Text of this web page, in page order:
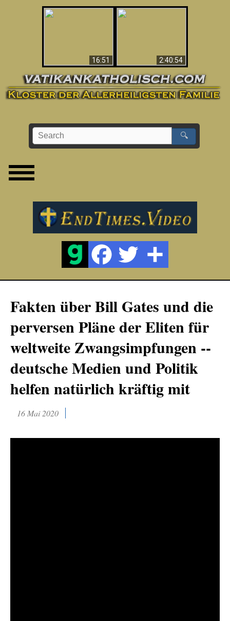
16:51
2:40:54
🔍
Fakten über Bill Gates und die
perversen Pläne der Eliten für
weltweite Zwangsimpfungen --
deutsche Medien und Politik
helfen natürlich kräftig mit
16 Mai 2020